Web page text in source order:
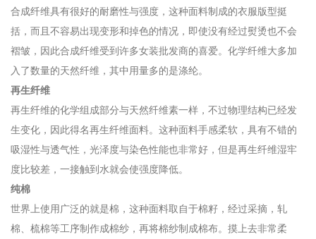
合成纤维具有很好的耐磨性与强度，这种面料制成的衣服版型挺
括，而且不容易出现变形和掉色的情况，即使没有经过熨烫也不会
褶皱，因此合成纤维受到许多女装批发商的喜爱。化学纤维大多加
入了数量的天然纤维，其中用量多的是涤纶。
再生纤维
再生纤维的化学组成部分与天然纤维素一样，不过物理结构已经发
生变化，因此得名再生纤维面料。这种面料手感柔软，具有不错的
吸湿性与透气性，光泽度与染色性能也非常好，但是再生纤维湿牢
度比较差，一接触到水就会使强度降低。
纯棉
世界上使用广泛的就是棉，这种面料取自于棉籽，经过采摘，轧
棉、梳棉等工序制作成棉纱，再将棉纱制成棉布。摸上去非常柔